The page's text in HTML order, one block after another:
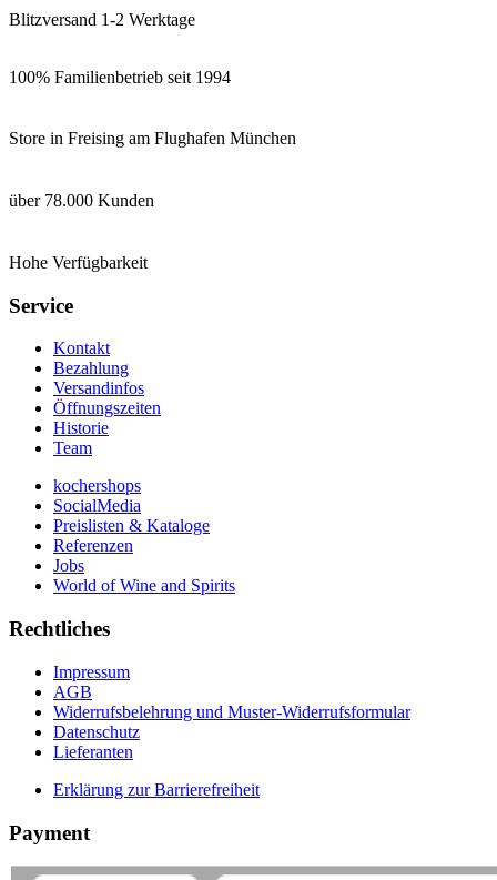
Blitzversand 1-2 Werktage
100% Familienbetrieb seit 1994
Store in Freising am Flughafen München
über 78.000 Kunden
Hohe Verfügbarkeit
Service
Kontakt
Bezahlung
Versandinfos
Öffnungszeiten
Historie
Team
kochershops
SocialMedia
Preislisten & Kataloge
Referenzen
Jobs
World of Wine and Spirits
Rechtliches
Impressum
AGB
Widerrufsbelehrung und Muster-Widerrufsformular
Datenschutz
Lieferanten
Erklärung zur Barrierefreiheit
Payment